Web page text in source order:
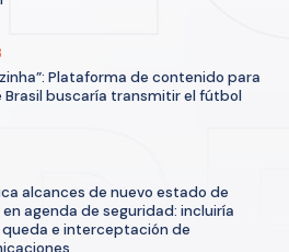
Plataforma de contenido para
Brasil buscaría transmitir el fútbol
alcances de nuevo estado de
agenda de seguridad: incluiría
e interceptación de